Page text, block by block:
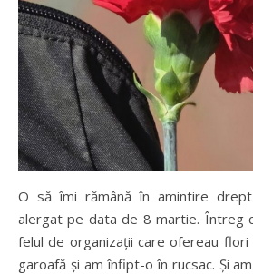
O să îmi rămână în amintire drept
alergat pe data de 8 martie. Întreg
felul de organizații care ofereau flori
garoafă și am înfipt-o în rucsac. Și